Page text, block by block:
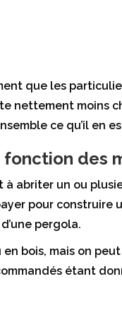
que les
nettement moins
ce qu’il en
des
abriter un ou
pour
pergola.
bois, mais on peut
étant